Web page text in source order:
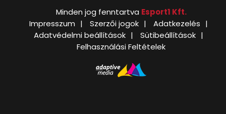
Minden jog fenntartva Esport1 Kft.
Impresszum
Szerzői jogok
Adatkezelés
Adatvédelmi beállítások
Sütibeállítások
Felhasználási Feltételek